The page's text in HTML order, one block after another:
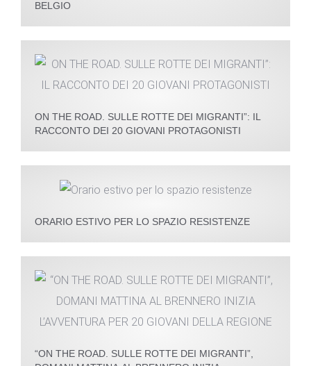
BELGIO
ON THE ROAD. SULLE ROTTE DEI MIGRANTI”: IL
RACCONTO DEI 20 GIOVANI PROTAGONISTI
ORARIO ESTIVO PER LO SPAZIO RESISTENZE
“ON THE ROAD. SULLE ROTTE DEI MIGRANTI”,